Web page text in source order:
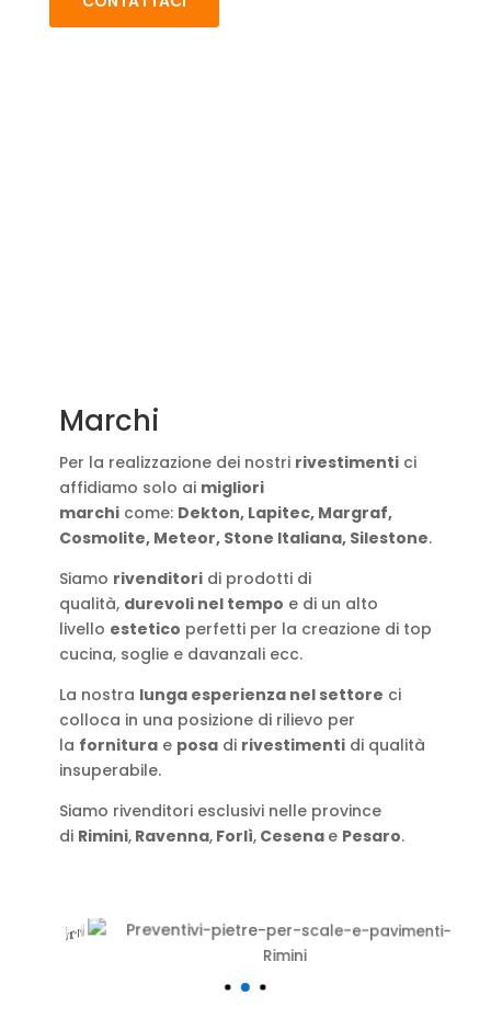
Marchi
Per la realizzazione dei nostri rivestimenti ci
affidiamo solo ai migliori
marchi come: Dekton, Lapitec, Margraf,
Cosmolite, Meteor, Stone Italiana, Silestone.
Siamo rivenditori di prodotti di
qualità, durevoli nel tempo e di un alto
livello estetico perfetti per la creazione di top
cucina, soglie e davanzali ecc.
La nostra lunga esperienza nel settore ci
colloca in una posizione di rilievo per
la fornitura e posa di rivestimenti di qualità
insuperabile.
Siamo rivenditori esclusivi nelle province
di Rimini,Ravenna,Forlì,Cesena e Pesaro.